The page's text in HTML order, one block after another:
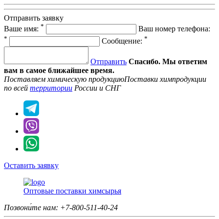
Отправить заявку
Ваше имя: * Ваш номер телефона:
* Сообщение: *
Отправить Спасибо. Мы ответим
вам в самое ближайшее время.
Поставляем химическую продукциюПоставки химпродукции
по всей территории России и СНГ
Оставить заявку
Оптовые поставки химсырья
Позвони́те нам: +7-800-511-40-24